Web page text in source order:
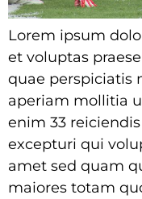
Lorem ipsum
et voluptas
quae perspiciatis
aperiam mollitia
enim 33
excepturi qui
amet sed quam
maiores totam